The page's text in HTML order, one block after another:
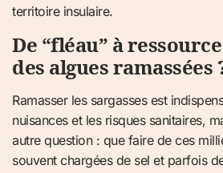
territoire insulaire.
De “fléau” à
des algues ramassées
Ramasser les sargasses est
nuisances et les risques sanitaires,
autre question : que faire de ces
souvent chargées de sel et parfois